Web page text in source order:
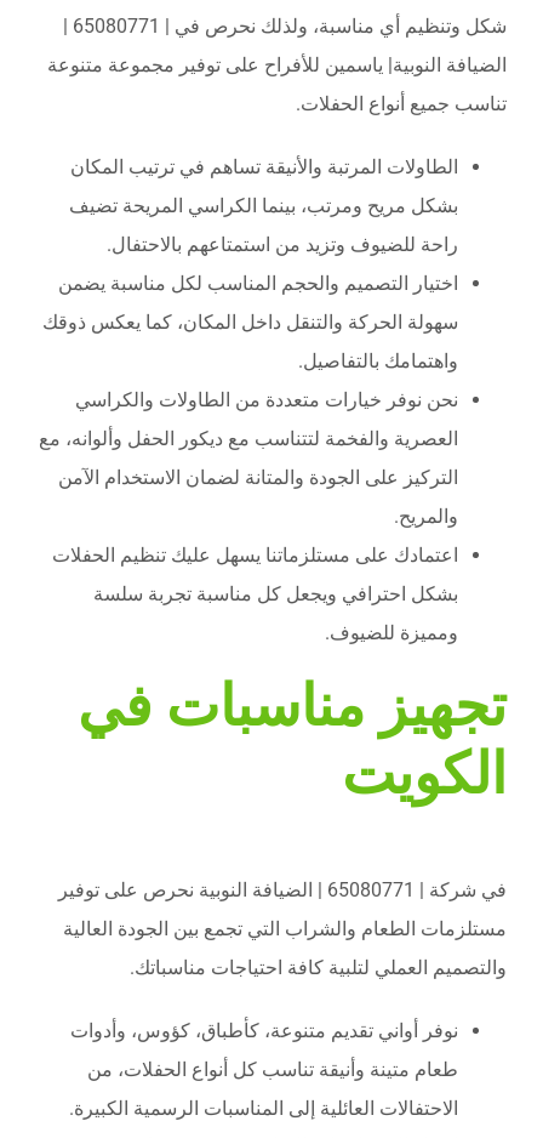
شكل وتنظيم أي مناسبة، ولذلك نحرص في | 65080771 |
الضيافة النوبية| ياسمين للأفراح على توفير مجموعة متنوعة
تناسب جميع أنواع الحفلات.
الطاولات المرتبة والأنيقة تساهم في ترتيب المكان
بشكل مريح ومرتب، بينما الكراسي المريحة تضيف
راحة للضيوف وتزيد من استمتاعهم بالاحتفال.
اختيار التصميم والحجم المناسب لكل مناسبة يضمن
سهولة الحركة والتنقل داخل المكان، كما يعكس ذوقك
واهتمامك بالتفاصيل.
نحن نوفر خيارات متعددة من الطاولات والكراسي
العصرية والفخمة لتتناسب مع ديكور الحفل وألوانه، مع
التركيز على الجودة والمتانة لضمان الاستخدام الآمن
والمريح.
اعتمادك على مستلزماتنا يسهل عليك تنظيم الحفلات
بشكل احترافي ويجعل كل مناسبة تجربة سلسة
ومميزة للضيوف.
تجهيز مناسبات في
الكويت
في شركة | 65080771 | الضيافة النوبية نحرص على توفير
مستلزمات الطعام والشراب التي تجمع بين الجودة العالية
والتصميم العملي لتلبية كافة احتياجات مناسباتك.
نوفر أواني تقديم متنوعة، كأطباق، كؤوس، وأدوات
طعام متينة وأنيقة تناسب كل أنواع الحفلات، من
الاحتفالات العائلية إلى المناسبات الرسمية الكبيرة.